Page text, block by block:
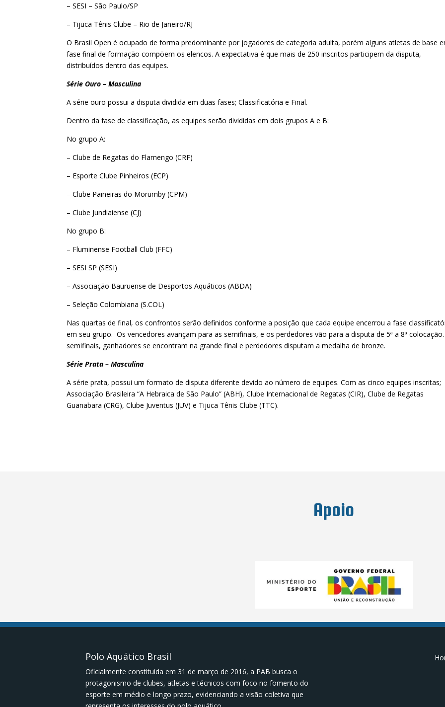
– SESI – São Paulo/SP
– Tijuca Tênis Clube – Rio de Janeiro/RJ
O Brasil Open é ocupado de forma predominante por jogadores de categoria adulta, porém alguns atletas de base
fase final de formação compõem os elencos. A expectativa é que mais de 250 inscritos participem da disputa,
distribuídos dentro das equipes.
Série Ouro – Masculina
A série ouro possui a disputa dividida em duas fases; Classificatória e Final.
Dentro da fase de classificação, as equipes serão divididas em dois grupos A e B:
No grupo A:
– Clube de Regatas do Flamengo (CRF)
– Esporte Clube Pinheiros (ECP)
– Clube Paineiras do Morumby (CPM)
– Clube Jundiaiense (CJ)
No grupo B:
– Fluminense Football Club (FFC)
– SESI SP (SESI)
– Associação Bauruense de Desportos Aquáticos (ABDA)
– Seleção Colombiana (S.COL)
Nas quartas de final, os confrontos serão definidos conforme a posição que cada equipe encerrou a fase
em seu grupo. Os vencedores avançam para as semifinais, e os perdedores vão para a disputa de 5ª a 8ª
semifinais, ganhadores se encontram na grande final e perdedores disputam a medalha de bronze.
Série Prata – Masculina
A série prata, possui um formato de disputa diferente devido ao número de equipes. Com as cinco equipes inscritas;
Associação Brasileira “A Hebraica de São Paulo” (ABH), Clube Internacional de Regatas (CIR), Clube de Regatas
Guanabara (CRG), Clube Juventus (JUV) e Tijuca Tênis Clube (TTC).
Apoio
Polo Aquático Brasil
Oficialmente constituída em 31 de março de 2016, a PAB busca o
protagonismo de clubes, atletas e técnicos com foco no fomento do
esporte em médio e longo prazo, evidenciando a visão coletiva que